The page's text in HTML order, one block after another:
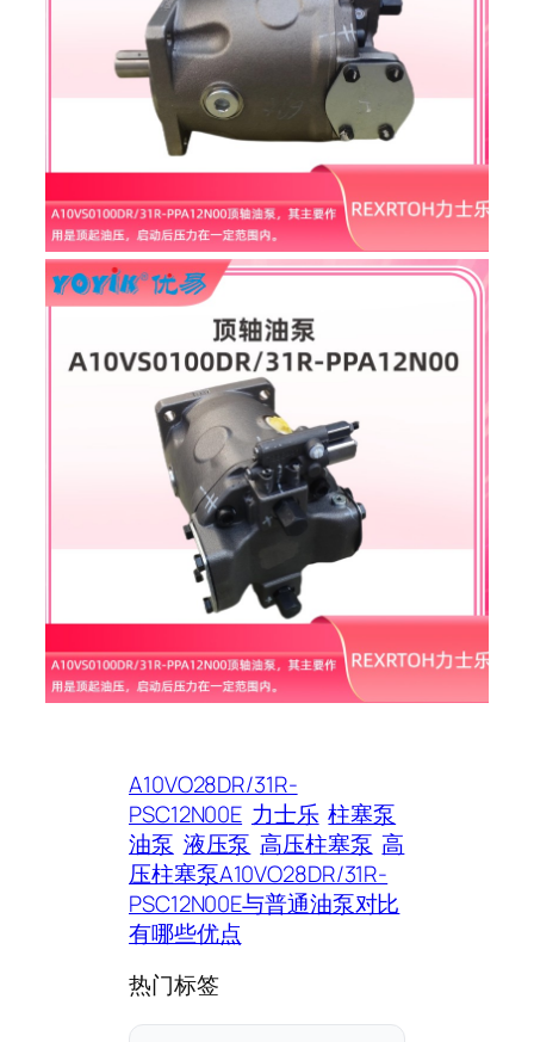
A10VO28DR/31R-
PSC12N00E 力士乐 柱塞泵
油泵 液压泵 高压柱塞泵 高
压柱塞泵A10VO28DR/31R-
PSC12N00E与普通油泵对比
有哪些优点
热门标签